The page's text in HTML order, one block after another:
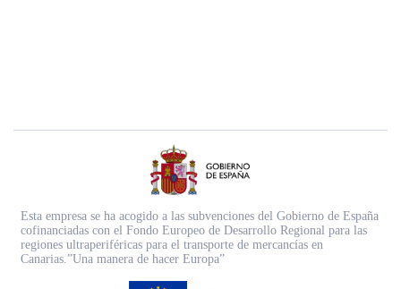
Esta empresa se ha acogido a las subvenciones del Gobierno de España
cofinanciadas con el Fondo Europeo de Desarrollo Regional para las
regiones ultraperiféricas para el transporte de mercancías en
Canarias.”Una manera de hacer Europa”